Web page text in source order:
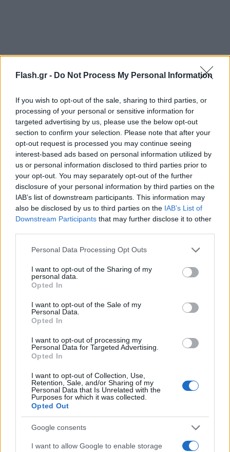
Flash.gr - Do Not Process My Personal Information
If you wish to opt-out of the sale, sharing to third parties, or
processing of your personal or sensitive information for
targeted advertising by us, please use the below opt-out
section to confirm your selection. Please note that after your
opt-out request is processed you may continue seeing
interest-based ads based on personal information utilized by
us or personal information disclosed to third parties prior to
your opt-out. You may separately opt-out of the further
disclosure of your personal information by third parties on the
IAB’s list of downstream participants. This information may
also be disclosed by us to third parties on the IAB’s List of
Downstream Participants that may further disclose it to other
Please note that this website/app uses one or more Google
not limited to your visit or usage behaviour. You may click to
grant or deny consent to Google and its third-party tags to
use your data for below specified purposes in below Google
consent section.
Personal Data Processing Opt Outs
I want to opt-out of the Sharing of my
personal data.
Opted In
I want to opt-out of the Sale of my
Personal Data.
Opted In
I want to opt-out of processing my
Personal Data for Targeted Advertising.
Opted In
I want to opt-out of Collection, Use,
Retention, Sale, and/or Sharing of my
Personal Data that Is Unrelated with the
Purposes for which it was collected.
Opted Out
Google consents
I want to allow Google to enable storage
Αν κάποιος χθες έκανε «κωλοτούμπα», όπως το
έχουν ήδη επισημάνει στην Τουρκία, ήταν ο
Ερντογάν. Από το «Μητσοτάκης γιόκ» και «θα
Ερντογάν στον Μητσοτάκη όταν μίλησε για την
Συνθήκη της Λωζάνης και τον ορισμό της
Μειονότητας ως Μουσουλμανικής, νομίζω ότι τα
συμπυκνώνει όλα.
Ο πατριωτισμός δεν είναι άσκηση τσαμπουκά,
πατριωτισμός είναι η έμπρακτη υπεράσπιση των
συμφερόντων της Πατρίδος σου και αυτό ακριβώς
έκανε και πέτυχε ο Μητσοτάκης χθες.